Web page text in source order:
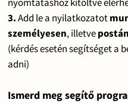
3.Add le a nyilatkozatot
személyesen, illetvepostán
(kérdés esetén segítséget a
adni)
Ismerd meg segítő